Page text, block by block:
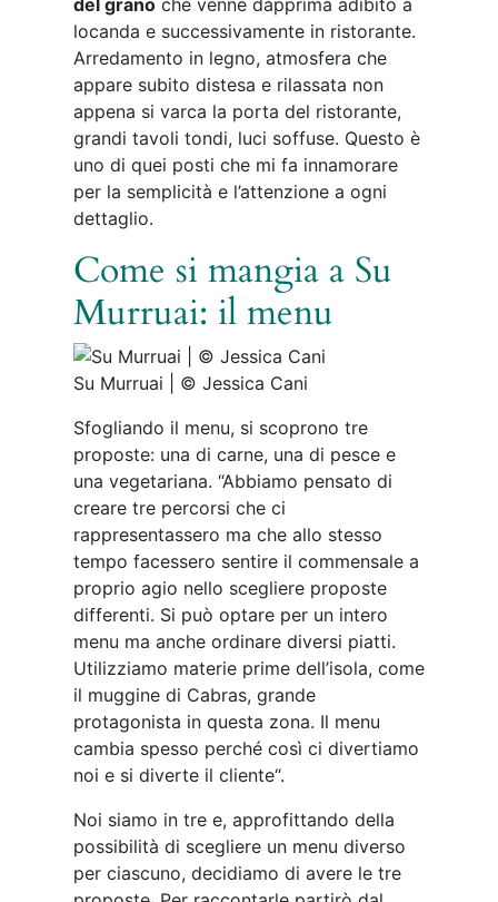
locanda e successivamente in ristorante.
Arredamento in legno, atmosfera che
appare subito distesa e rilassata non
appena si varca la porta del ristorante,
grandi tavoli tondi, luci soffuse. Questo è
uno di quei posti che mi fa innamorare
per la semplicità e l’attenzione a ogni
dettaglio.
Come si mangia a Su
Murruai: il menu
Su Murruai | © Jessica Cani
Sfogliando il menu, si scoprono tre
proposte: una di carne, una di pesce e
una vegetariana. “Abbiamo pensato di
creare tre percorsi che ci
rappresentassero ma che allo stesso
tempo facessero sentire il commensale a
proprio agio nello scegliere proposte
differenti. Si può optare per un intero
menu ma anche ordinare diversi piatti.
Utilizziamo materie prime dell’isola, come
il muggine di Cabras, grande
protagonista in questa zona. Il menu
cambia spesso perché così ci divertiamo
noi e si diverte il cliente“.
Noi siamo in tre e, approfittando della
possibilità di scegliere un menu diverso
per ciascuno, decidiamo di avere le tre